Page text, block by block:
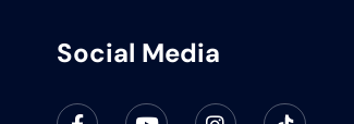
Social Media